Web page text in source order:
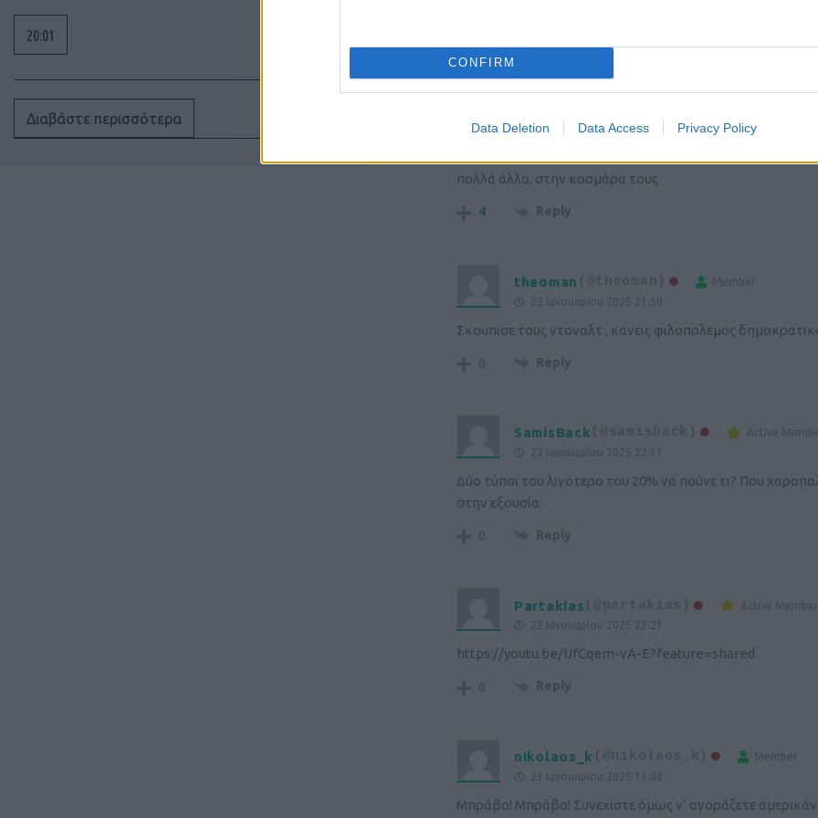
CONFIRM
Data Deletion Data Access Privacy Policy
20:01
Διαβάστε περισσότερα
22 Ιανουαρίου 2025 19:34
Αυτοί δεν εκπροσωπούν πλέον σχεδόν τίποτα ούτε
πολλά άλλα, στην κοσμάρα τους.
4 Reply
theoman
Member
22 Ιανουαρίου 2025 21:50
Σκουπισε τους ντοναλτ , κανεις φιλοπολεμος
0 Reply
SamisBack
Active
22 Ιανουαρίου 2025 22:11
Δύο τύποι του λιγότερο του 20% να πούνε τι? Που
στην εξουσία.
0 Reply
Partakias
Active Member
22 Ιανουαρίου 2025 23:21
https://youtu.be/UfCqem-vA-E?feature=shared
0 Reply
nikolaos_k
Member
23 Ιανουαρίου 2025 11:00
Μπράβο! Μπράβο! Συνεχίστε όμως ν’ αγοράζετε